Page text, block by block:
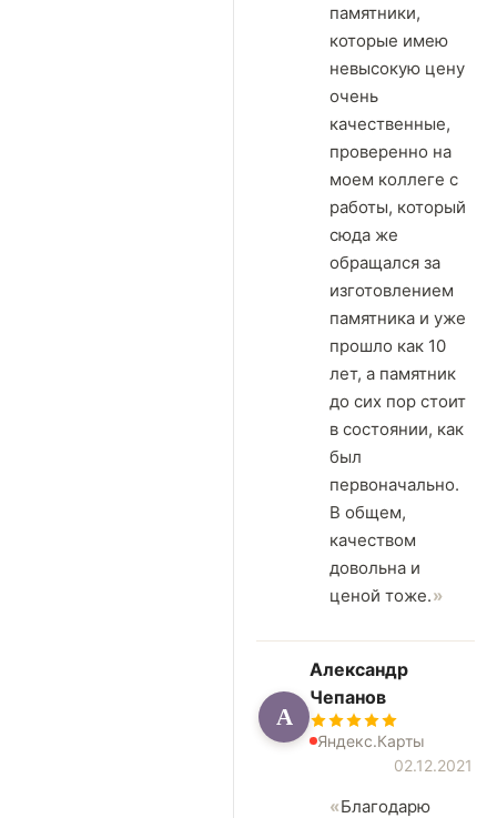
памятники,
которые имею
невысокую цену
очень
качественные,
проверенно на
моем коллеге с
работы, который
сюда же
обращался за
изготовлением
памятника и уже
прошло как 10
лет, а памятник
до сих пор стоит
в состоянии, как
был
первоначально.
В общем,
качеством
довольна и
ценой тоже.
А
Александр
Чепанов
Яндекс.Карты
02.12.2021
Благодарю